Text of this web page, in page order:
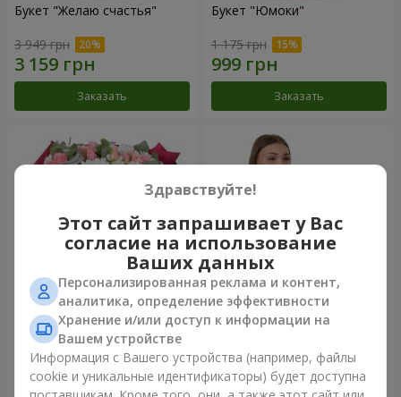
Букет "Желаю счастья"
3 949 грн
Заказать
Букет "Юмоки"
1 175 грн
Заказать
Букет "Очарование
нежности"
3 249 грн
Композиция "Белоснежная
гармония"
2 799 грн
Здравствуйте!
Этот сайт запрашивает у Вас
согласие на использование
Ваших данных
Персонализированная реклама и контент,
аналитика, определение эффективности
Хранение и/или доступ к информации на
Вашем устройстве
Информация с Вашего устройства (например, файлы
cookie и уникальные идентификаторы) будет доступна